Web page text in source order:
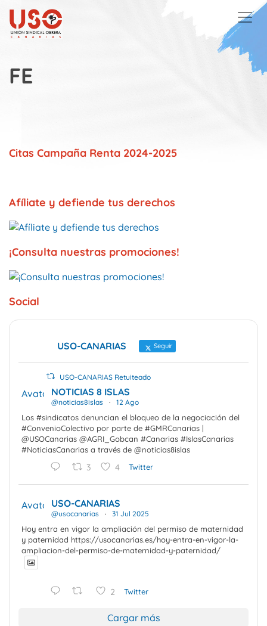
Skip to main content
FE
Citas Campaña Renta 2024-2025
Afíliate y defiende tus derechos
¡Consulta nuestras promociones!
Social
USO-CANARIAS Seguir
USO-CANARIAS Retuiteado
Avatar NOTICIAS 8 ISLAS
@noticias8islas · 12 Ago
Los #sindicatos denuncian el bloqueo de la negociación del
#ConvenioColectivo por parte de #GMRCanarias |
@USOCanarias @AGRI_Gobcan #Canarias #IslasCanarias
#NoticiasCanarias a través de @noticias8islas
3 4 Twitter
Avatar USO-CANARIAS
@usocanarias · 31 Jul 2025
Hoy entra en vigor la ampliación del permiso de maternidad
y paternidad https://usocanarias.es/hoy-entra-en-vigor-la-
ampliacion-del-permiso-de-maternidad-y-paternidad/
2 Twitter
Cargar más